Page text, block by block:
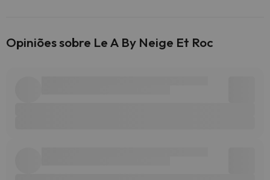
Opiniões sobre Le A By Neige Et Roc